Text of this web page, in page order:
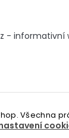
- informativní
. Všechna